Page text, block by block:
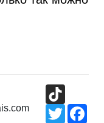
Twitter